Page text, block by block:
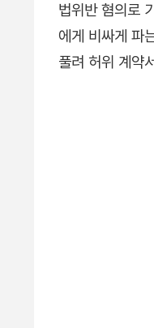
법위반 혐의로
에게 비싸게 파
풀려 허위 계약